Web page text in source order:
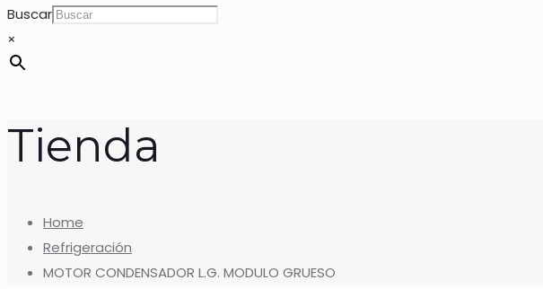
Buscar
×
Tienda
Home
Refrigeración
MOTOR CONDENSADOR L.G. MODULO GRUESO